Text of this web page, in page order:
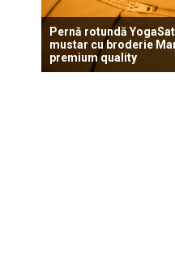
Pernă rotundă
mustar cu broderie
premium quality